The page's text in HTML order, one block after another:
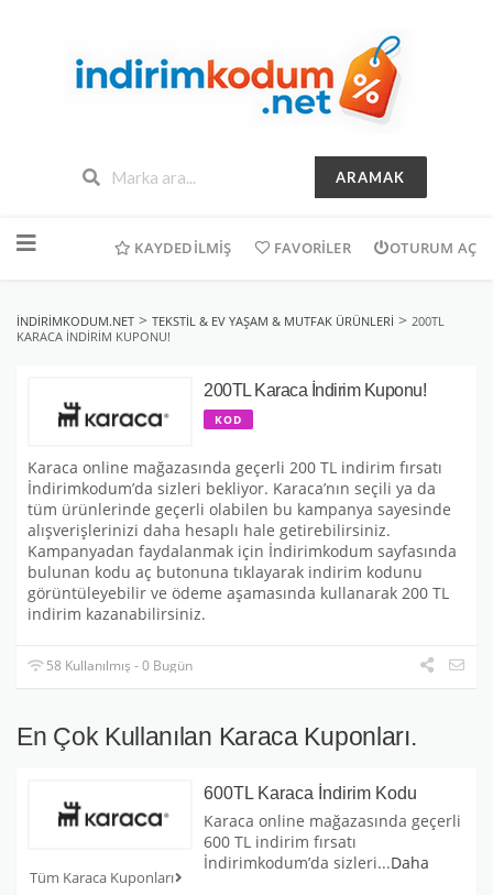
ARAMAK
geç
KAYDEDILMIŞ FAVORILER OTURUM AÇ
INDIRIMKODUM.NET > TEKSTIL & EV YAŞAM & MUTFAK ÜRÜNLERI > 200TL
KARACA İNDIRIM KUPONU!
200TL Karaca İndirim Kuponu!
KOD
Karaca online mağazasında geçerli 200 TL indirim fırsatı
İndirimkodum’da sizleri bekliyor. Karaca’nın seçili ya da
tüm ürünlerinde geçerli olabilen bu kampanya sayesinde
alışverişlerinizi daha hesaplı hale getirebilirsiniz.
Kampanyadan faydalanmak için İndirimkodum sayfasında
bulunan kodu aç butonuna tıklayarak indirim kodunu
görüntüleyebilir ve ödeme aşamasında kullanarak 200 TL
indirim kazanabilirsiniz.
58 Kullanılmış - 0 Bugün
En Çok Kullanılan Karaca Kuponları.
Tüm Karaca Kuponları
600TL Karaca İndirim Kodu
Karaca online mağazasında geçerli
600 TL indirim fırsatı
İndirimkodum’da sizleri...Daha